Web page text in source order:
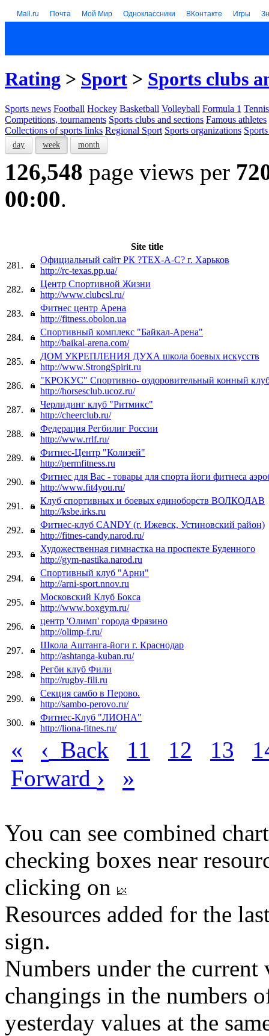
Mail.ru Почта Мой Мир Одноклассники ВКонтакте Игры
Rating > Sport > Sports clubs
Sports news Football Hockey Basketball Volleyball Formula 1 Tennis
Competitions, tournaments Sports clubs and sections Famous athletes
Collections of sports links Regional Sport Sports organizations
day week month
126,548 page views per
00:00.
Site title
281.
Официальный сайт РК ?ТЕХ-А-С? г. Харьков
http://rc-texas.pp.ua/
282.
Центр Спортивной Жизни
http://www.clubcsl.ru/
283.
Фитнес центр Арена
http://fitness.obolon.ua
284.
Спортивный комплекс "Байкал-Арена"
http://baikal-arena.com/
285.
ДОМ УКРЕПЛЕНИЯ ДУХА школа боевых искусств
http://www.StrongSpirit.ru
286.
"КРОКУС" Спортивно- оздоровительный конный
http://horsesclub.ucoz.ru/
287.
Черлидинг клуб "Ритмикс"
http://cheerclub.ru/
288.
Федерация Регбилиг России
http://www.rrlf.ru/
289.
Фитнес-Центр "Колизей"
http://permfitness.ru
290.
Фитнес для Вас - товары для спорта йоги фитнеса
http://www.fit4you.ru/
291.
Клуб спортивных и боевых единоборств ВОЛКОДАВ
http://ksbe.irks.ru
292.
Фитнес-клуб CANDY (г. Ижевск, Устиновский район)
http://fitnes-candy.narod.ru/
293.
Художественная гимнастка на проспекте Буденного
http://gym-nastika.narod.ru
294.
Спортивный клуб "Арни"
http://arni-sport.nnov.ru
295.
Московский Клуб Бокса
http://www.boxgym.ru/
296.
центр 'Олимп' города Фрязино
http://olimp-f.ru/
297.
Школа Аштанга-йоги г. Краснодар
http://ashtanga-kuban.ru/
298.
Регби клуб Фили
http://rugby-fili.ru
299.
Секция самбо в Перово.
http://sambo-perovo.ru/
300.
Фитнес-Клуб "ЛИОНА"
http://liona-fitnes.ru/
« ‹ Back 11 12 13
Forward › »
You can see combined
checking boxes near
clicking on
Resources added for the
sign.
Numbers under the
changings in the numbers
yesterday values at the